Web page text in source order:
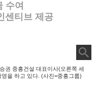
수여
센티브 제공
권 중흥건설 대표이사(오른쪽 세
을 하고 있다. (사진=중흥그룹)